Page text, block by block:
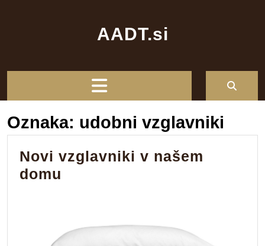
AADT.si
Oznaka: udobni vzglavniki
Novi vzglavniki v našem
domu
našem